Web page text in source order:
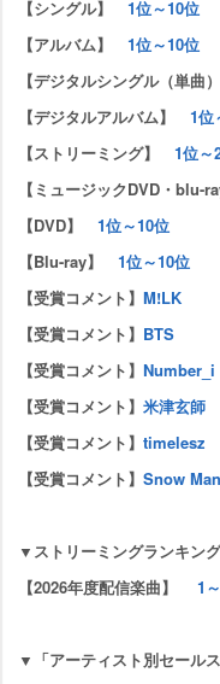
【シングル】 1位～10位
【アルバム】 1位～10位
【デジタルシングル（単曲
【デジタルアルバム】 1位
【ストリーミング】 1位～
【ミュージックDVD・blu-
【DVD】 1位～10位
【Blu-ray】 1位～10位
【受賞コメント】 M!LK
【受賞コメント】 BTS
【受賞コメント】 Number_i
【受賞コメント】 米津玄師
【受賞コメント】 timelesz
【受賞コメント】 Snow Man
▼ストリーミングランキング
【2026年度配信楽曲】
1
▼「アーティスト別セールス